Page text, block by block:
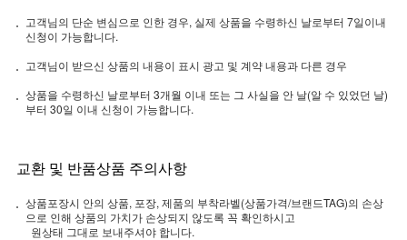
고객님의 단순 변심으로 인한 경우, 실제 상품을 수령하신 날로부터 7일이내
신청이 가능합니다.
고객님이 받으신 상품의 내용이 표시 광고 및 계약 내용과 다른 경우
상품을 수령하신 날로부터 3개월 이내 또는 그 사실을 안 날(알 수 있었던 날)
부터 30일 이내 신청이 가능합니다.
교환 및 반품상품 주의사항
상품포장시 안의 상품, 포장, 제품의 부착라벨(상품가격/브랜드TAG)의 손상
으로 인해 상품의 가치가 손상되지 않도록 꼭 확인하시고
원상태 그대로 보내주셔야 합니다.